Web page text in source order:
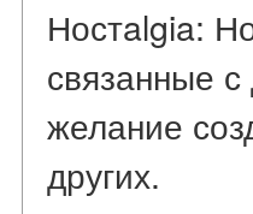
Ностalgia:
связанные
желание
других.